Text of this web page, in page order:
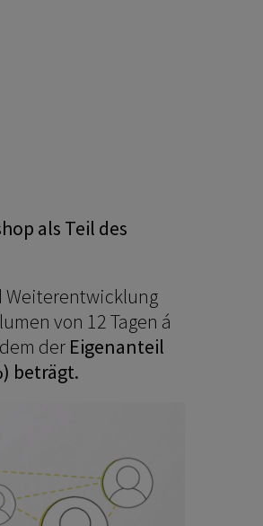
als Teil des
Weiterentwicklung
von 12 Tagen á
der Eigenanteil
beträgt.